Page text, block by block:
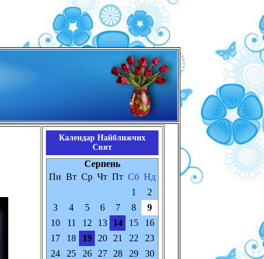
Календар Найближчих
Свят
Серпень
Пн Вт Ср Чт Пт Сб Нд
1
2
3
4 5 6 7 8
9
10
11 12 13 14 15
16
17
18 19 20 21 22
23
24
25 26 27 28 29
30